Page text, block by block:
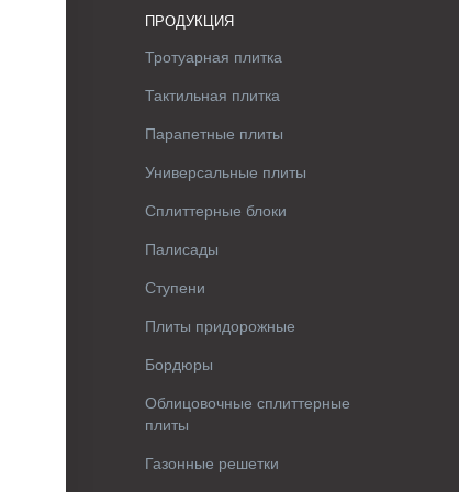
ПРОДУКЦИЯ
Тротуарная плитка
Тактильная плитка
Парапетные плиты
Универсальные плиты
Сплиттерные блоки
Палисады
Ступени
Плиты придорожные
Бордюры
Облицовочные сплиттерные
плиты
Газонные решетки